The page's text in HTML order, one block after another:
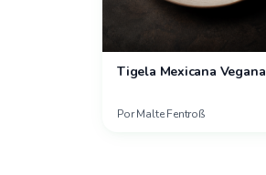
Tigela Mexicana Vegana
Por Malte Fentroß